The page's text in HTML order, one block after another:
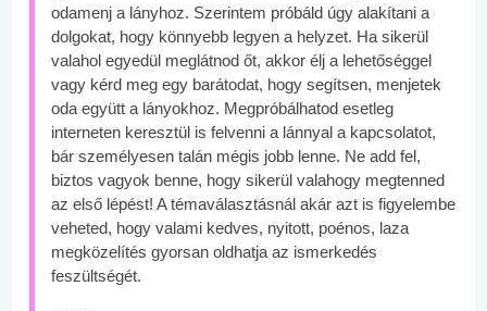
odamenj a lányhoz. Szerintem próbáld úgy alakítani a
dolgokat, hogy könnyebb legyen a helyzet. Ha sikerül
valahol egyedül meglátnod őt, akkor élj a lehetőséggel
vagy kérd meg egy barátodat, hogy segítsen, menjetek
oda együtt a lányokhoz. Megpróbálhatod esetleg
interneten keresztül is felvenni a lánnyal a kapcsolatot,
bár személyesen talán mégis jobb lenne. Ne add fel,
biztos vagyok benne, hogy sikerül valahogy megtenned
az első lépést! A témaválasztásnál akár azt is figyelembe
veheted, hogy valami kedves, nyitott, poénos, laza
megközelítés gyorsan oldhatja az ismerkedés
feszültségét.